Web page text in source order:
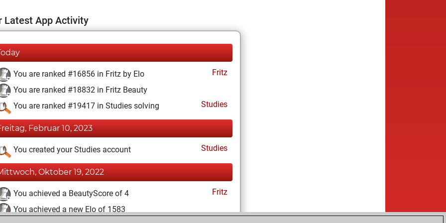
Latest App Activity
You are ranked #16856 in Fritz by Elo
Fritz
You are ranked #18832 in Fritz Beauty
You are ranked #19417 in Studies solving
Studies
Februar 10, 2023
You created your Studies account Studies
Oktober 19, 2022
You achieved a BeautyScore of 4
Fritz
You achieved a new Elo of 1583